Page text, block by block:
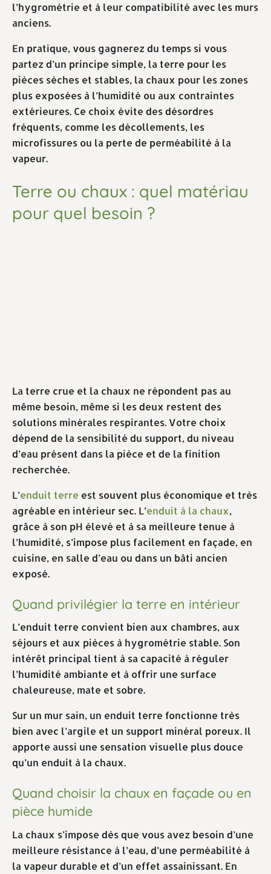
l’hygrométrie et à leur compatibilité avec les murs
anciens.
En pratique, vous gagnerez du temps si vous
partez d’un principe simple, la terre pour les
pièces sèches et stables, la chaux pour les zones
plus exposées à l’humidité ou aux contraintes
extérieures. Ce choix évite des désordres
fréquents, comme les décollements, les
microfissures ou la perte de perméabilité à la
vapeur.
Terre ou chaux : quel matériau
pour quel besoin ?
La terre crue et la chaux ne répondent pas au
même besoin, même si les deux restent des
solutions minérales respirantes. Votre choix
dépend de la sensibilité du support, du niveau
d’eau présent dans la pièce et de la finition
recherchée.
L’enduit terre est souvent plus économique et très
agréable en intérieur sec. L’enduit à la chaux,
grâce à son pH élevé et à sa meilleure tenue à
l’humidité, s’impose plus facilement en façade, en
cuisine, en salle d’eau ou dans un bâti ancien
exposé.
Quand privilégier la terre en intérieur
L’enduit terre convient bien aux chambres, aux
séjours et aux pièces à hygrométrie stable. Son
intérêt principal tient à sa capacité à réguler
l’humidité ambiante et à offrir une surface
chaleureuse, mate et sobre.
Sur un mur sain, un enduit terre fonctionne très
bien avec l’argile et un support minéral poreux. Il
apporte aussi une sensation visuelle plus douce
qu’un enduit à la chaux.
Quand choisir la chaux en façade ou en
pièce humide
La chaux s’impose dès que vous avez besoin d’une
meilleure résistance à l’eau, d’une perméabilité à
la vapeur durable et d’un effet assainissant. En